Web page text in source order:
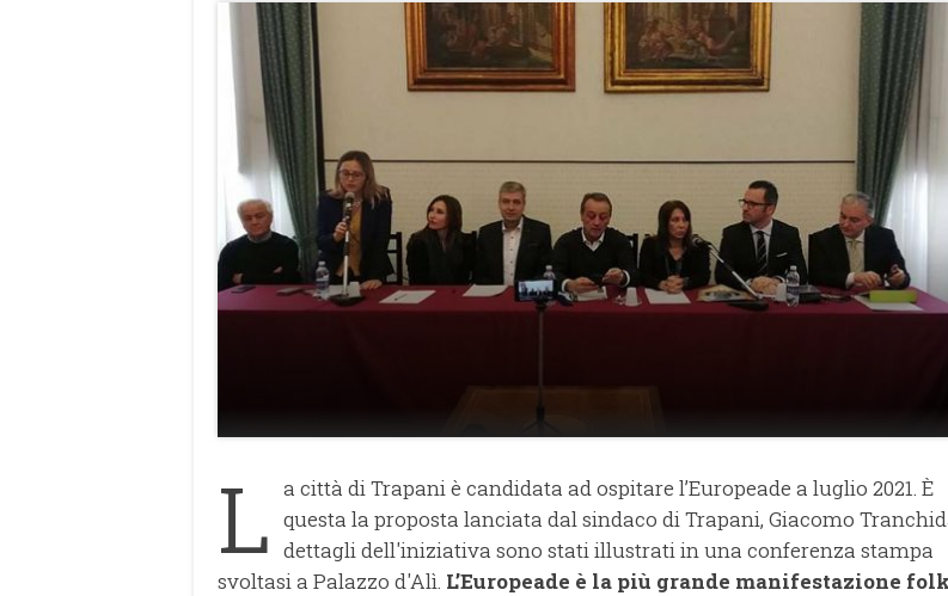
L a città di Trapani è candidata ad ospitare l’Europeade a luglio 2021. È
questa la proposta lanciata dal sindaco di Trapani, Giacomo
dettagli dell'iniziativa sono stati illustrati in una conferenza stampa
svoltasi a Palazzo d'Alì. L’Europeade è la più grande manifestazione